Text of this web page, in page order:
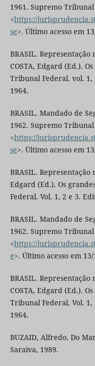
1961. Supremo
<https://
se>. Último acesso em
BRASIL.
COSTA, Edgard (Ed.).
Tribunal Federal. vol. 1,
1964.
BRASIL. Mandado de
1962. Supremo
<https://
se>. Último acesso em
BRASIL. Representação
Edgard (Ed.). Os
Federal. Vol. 1, 2 e 3.
BRASIL. Mandado de
1962. Supremo
<https://
e>. Último acesso em
BRASIL.
COSTA, Edgard (Ed.).
Tribunal Federal. Vol.
1964.
BUZAID, Alfredo. Do
Saraiva, 1989.